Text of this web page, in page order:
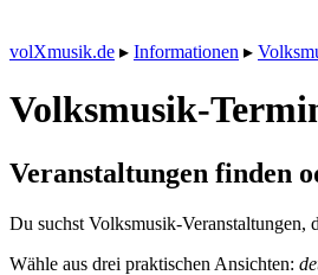
volXmusik.de ▸ Informationen ▸
Volksmusik-
Veranstaltungen finden
Du suchst Volksmusik-Veranstaltungen,
Wähle aus drei praktischen Ansichten: